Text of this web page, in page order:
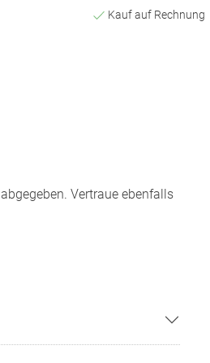
Kauf auf Rechnung
abgegeben. Vertraue ebenfalls